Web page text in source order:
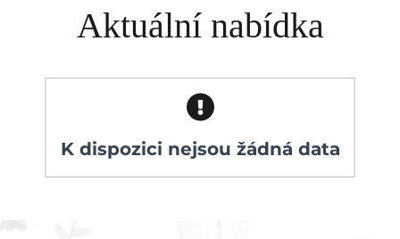
Aktuální nabídka
K dispozici nejsou žádná data